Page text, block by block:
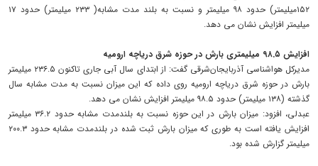
۱۵۲میلیمتر) حدود ۹۸ میلیمتر و نسبت به بلند مدت مشابه( ۲۳۳ میلیمتر) حدود ۱۷
میلیمتر افزایش نشان می دهد.
افزایش ۹۸.۵ میلیمتری بارش در حوزه شرق دریاچه ارومیه
مدیرکل هواشناسی آذربایجان‌شرقی گفت: از ابتدای سال آبی جاری تاکنون ۲۳۶.۵ میلیمتر
بارش در حوزه شرق دریاچه ارومیه روی داده که این میزان نسبت به مدت مشابه سال
گذشته (۱۳۸ میلیمتر) حدود ۹۸.۵ میلیمتر افزایش نشان می دهد.
عبدلی، افزود: میزان بارش در این حوزه نسبت به بلندمدت مشابه حدود ۳۶.۲ میلیمتر
افزایش یافته است به طوری که میزان بارش ثبت شده در بلندمدت مشابه حدود ۲۰۰.۳
میلیمتر گزارش شده بود.